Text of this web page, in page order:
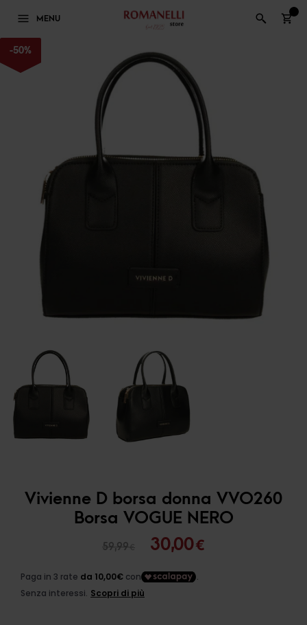
MENU
-50%
Vivienne D borsa donna VVO260
Borsa VOGUE NERO
59,99€
Il
originale
30,00€